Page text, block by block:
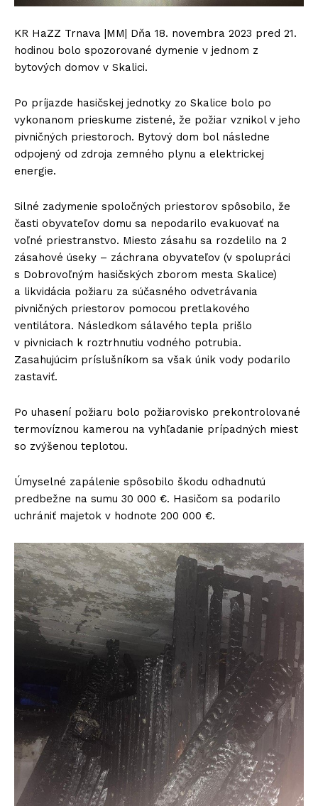
KR HaZZ Trnava |MM| Dňa 18. novembra 2023 pred 21.
hodinou bolo spozorované dymenie v jednom z
bytových domov v Skalici.
Po príjazde hasičskej jednotky zo Skalice bolo po
vykonanom prieskume zistené, že požiar vznikol v jeho
pivničných priestoroch. Bytový dom bol následne
odpojený od zdroja zemného plynu a elektrickej
energie.
Silné zadymenie spoločných priestorov spôsobilo, že
časti obyvateľov domu sa nepodarilo evakuovať na
voľné priestranstvo. Miesto zásahu sa rozdelilo na 2
zásahové úseky – záchrana obyvateľov (v spolupráci
s Dobrovoľným hasičských zborom mesta Skalice)
a likvidácia požiaru za súčasného odvetrávania
pivničných priestorov pomocou pretlakového
ventilátora. Následkom sálavého tepla prišlo
v pivniciach k roztrhnutiu vodného potrubia.
Zasahujúcim príslušníkom sa však únik vody podarilo
zastaviť.
Po uhasení požiaru bolo požiarovisko prekontrolované
termovíznou kamerou na vyhľadanie prípadných miest
so zvýšenou teplotou.
Úmyselné zapálenie spôsobilo škodu odhadnutú
predbežne na sumu 30 000 €. Hasičom sa podarilo
uchrániť majetok v hodnote 200 000 €.